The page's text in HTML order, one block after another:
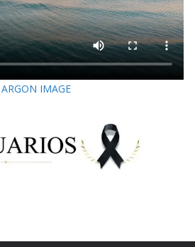
ARGON IMAGE